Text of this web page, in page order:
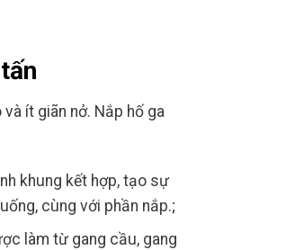
ít giãn nở. Nắp hố ga
khung kết hợp, tạo sự
cùng với phần nắp.;
làm từ gang cầu, gang